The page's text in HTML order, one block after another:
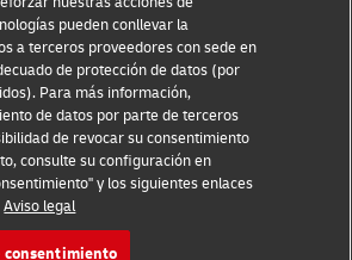
pueden conllevar la
a terceros proveedores con sede en
de protección de datos (por
Para más información,
de datos por parte de terceros
de revocar su consentimiento
consulte su configuración en
y los siguientes enlaces
Aviso legal
consentimiento